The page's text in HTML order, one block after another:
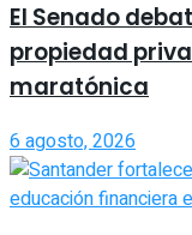
El Senado
propiedad
maratónica
6 agosto, 2026